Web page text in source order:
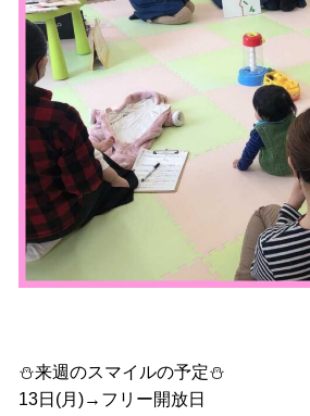
⛄️来週のスマイルの予定⛄️
13日(月)→フリー開放日